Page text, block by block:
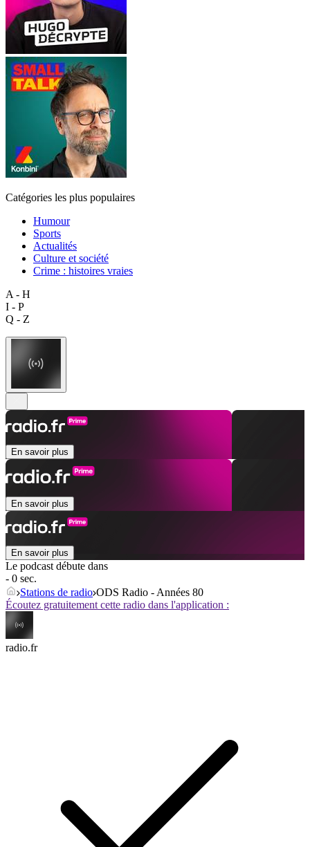
Catégories les plus populaires
Humour
Sports
Actualités
Culture et société
Crime : histoires vraies
A - H
I - P
Q - Z
En savoir plus
En savoir plus
En savoir plus
Le podcast débute dans
- 0 sec.
Stations de radio ODS Radio - Années 80
Écoutez gratuitement cette radio dans l'application :
radio.fr